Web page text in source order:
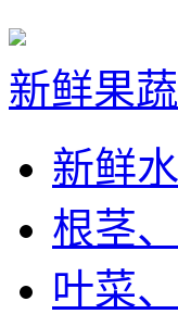
新鲜果
新鲜
根茎
叶菜